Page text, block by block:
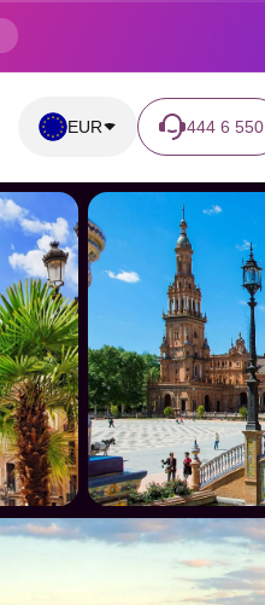
EUR 444 6 550